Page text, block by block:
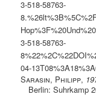
3-518-58763-
3-518-58763-
04-
Sarasin, Philipp,
Berlin: Suhrkamp